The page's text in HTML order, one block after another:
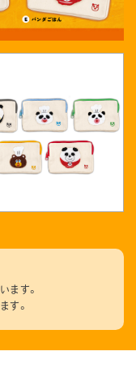
ます。
す。